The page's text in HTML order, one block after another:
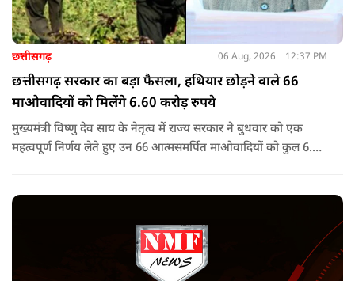
छत्तीसगढ़ 06 Aug, 2026 12:37 PM
छत्तीसगढ़ सरकार का बड़ा फैसला, हथियार छोड़ने वाले 66
माओवादियों को मिलेंगे 6.60 करोड़ रुपये
मुख्यमंत्री विष्णु देव साय के नेतृत्व में राज्य सरकार ने बुधवार को एक
महत्वपूर्ण निर्णय लेते हुए उन 66 आत्मसमर्पित माओवादियों को कुल 6.60